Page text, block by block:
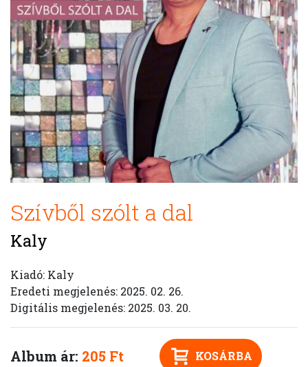
Szívből szólt a dal
Kaly
Kiadó: Kaly
Eredeti megjelenés: 2025. 02. 26.
Digitális megjelenés: 2025. 03. 20.
Album ár: 205 Ft KOSÁRBA